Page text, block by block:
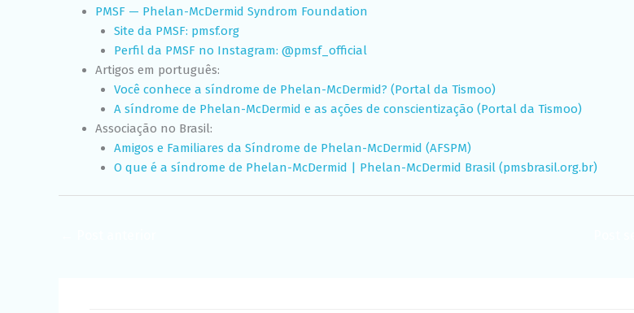
PMSF — Phelan-McDermid Syndrom Foundation
Site da PMSF: pmsf.org
Perfil da PMSF no Instagram: @pmsf_official
Artigos em português:
Você conhece a síndrome de Phelan-McDermid? (Portal da Tismoo)
A síndrome de Phelan-McDermid e as ações de conscientização (Portal da Tismoo)
Associação no Brasil:
Amigos e Familiares da Síndrome de Phelan-McDermid (AFSPM)
O que é a síndrome de Phelan-McDermid | Phelan-McDermid Brasil (pmsbrasil.org.br)